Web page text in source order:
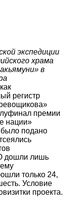
экспедиции
храма
в
регистр
премии
нации»
было подано
дошли лишь
только 24,
Условие
проекта.